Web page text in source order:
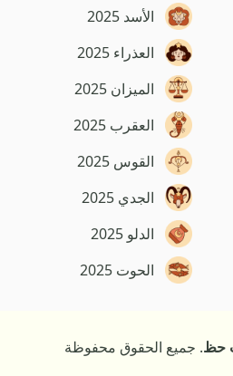
الأسد 2025
العذراء 2025
الميزان 2025
العقرب 2025
القوس 2025
الجدي 2025
الدلو 2025
الحوت 2025
حظ. جميع الحقوق محفوظة